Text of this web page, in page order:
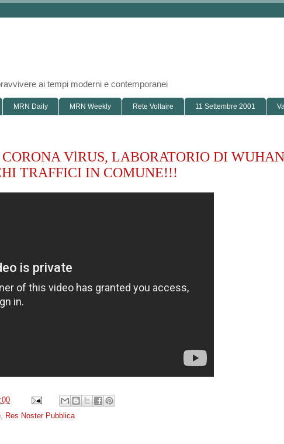
ai tempi moderni e contemporanei
MRN Daily MRN Weekly Rete Voltaire 11 Settembre 2001
VlRUS, LABORATORIO DI
TRAFFICI IN COMUNE!!!
Res Noster Pubblica